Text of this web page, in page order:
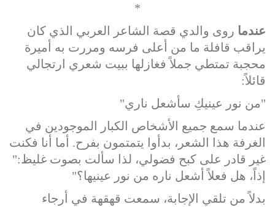
*
عندما روى والدي قصة الشاعر العربي الذي كان
يراقب قافلة ما من أعلى فرسه ومررت به أميرة
محجبة تمتطي جملاً فغازلها ببيت شعري ارتجالي
قائلاً:
"من نور عينيكِ سأشعل ناري"
عندما سمع جميع الأشخاص الكبار الموجودين في
الغرفة هذا الشعر، بدأوا يتمتمون بفرح. أما أنا فكنت
غير قادر على كبح فضولي، لذا سألت بصوت غليظ:"
إذاً، هل فعلاً أشعل ناره من نور عينيها؟"
بدلاً من تلقي الإجابة، سمعت قهقهة في أرجاء